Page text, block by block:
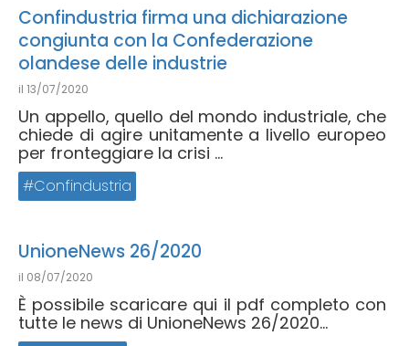
Confindustria firma una dichiarazione
congiunta con la Confederazione
olandese delle industrie
il 13/07/2020
Un appello, quello del mondo industriale, che
chiede di agire unitamente a livello europeo
per fronteggiare la crisi ...
Confindustria
UnioneNews 26/2020
il 08/07/2020
È possibile scaricare qui il pdf completo con
tutte le news di UnioneNews 26/2020...